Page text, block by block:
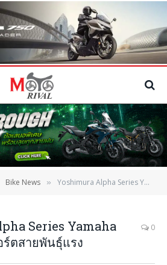
Bike News » Yoshimura Alpha Series Yamaha R1, R1M ท่อสปอร์ตสายพันธุ์แรง
Series Yamaha
ร์ตสายพันธุ์แรง
0